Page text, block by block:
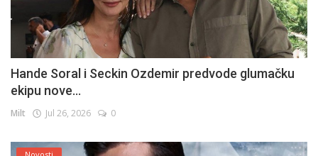
Hande Soral i Seckin Ozdemir predvode glumačku
ekipu nove...
Milt Jul 26, 2026 0